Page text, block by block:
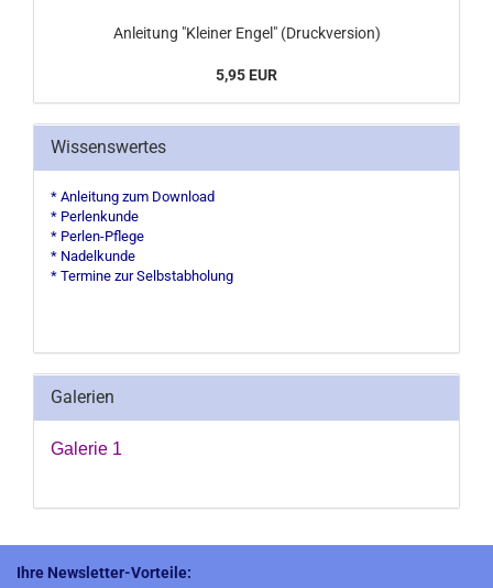
Anleitung "Kleiner Engel" (Druckversion)
5,95 EUR
Wissenswertes
* Anleitung zum Download
* Perlenkunde
* Perlen-Pflege
* Nadelkunde
* Termine zur Selbstabholung
Galerien
Galerie 1
Ihre Newsletter-Vorteile: